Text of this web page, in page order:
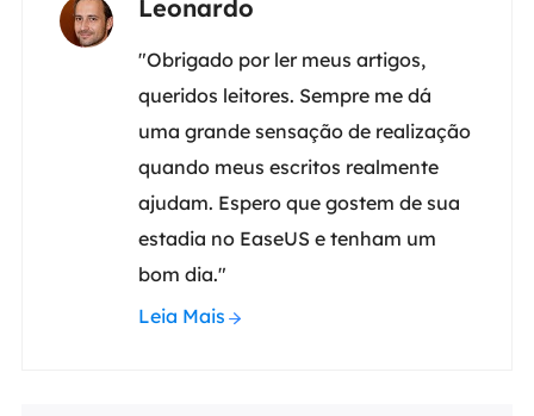
Leonardo
"Obrigado por ler meus artigos,
queridos leitores. Sempre me dá
uma grande sensação de realização
quando meus escritos realmente
ajudam. Espero que gostem de sua
estadia no EaseUS e tenham um
bom dia."
Leia Mais